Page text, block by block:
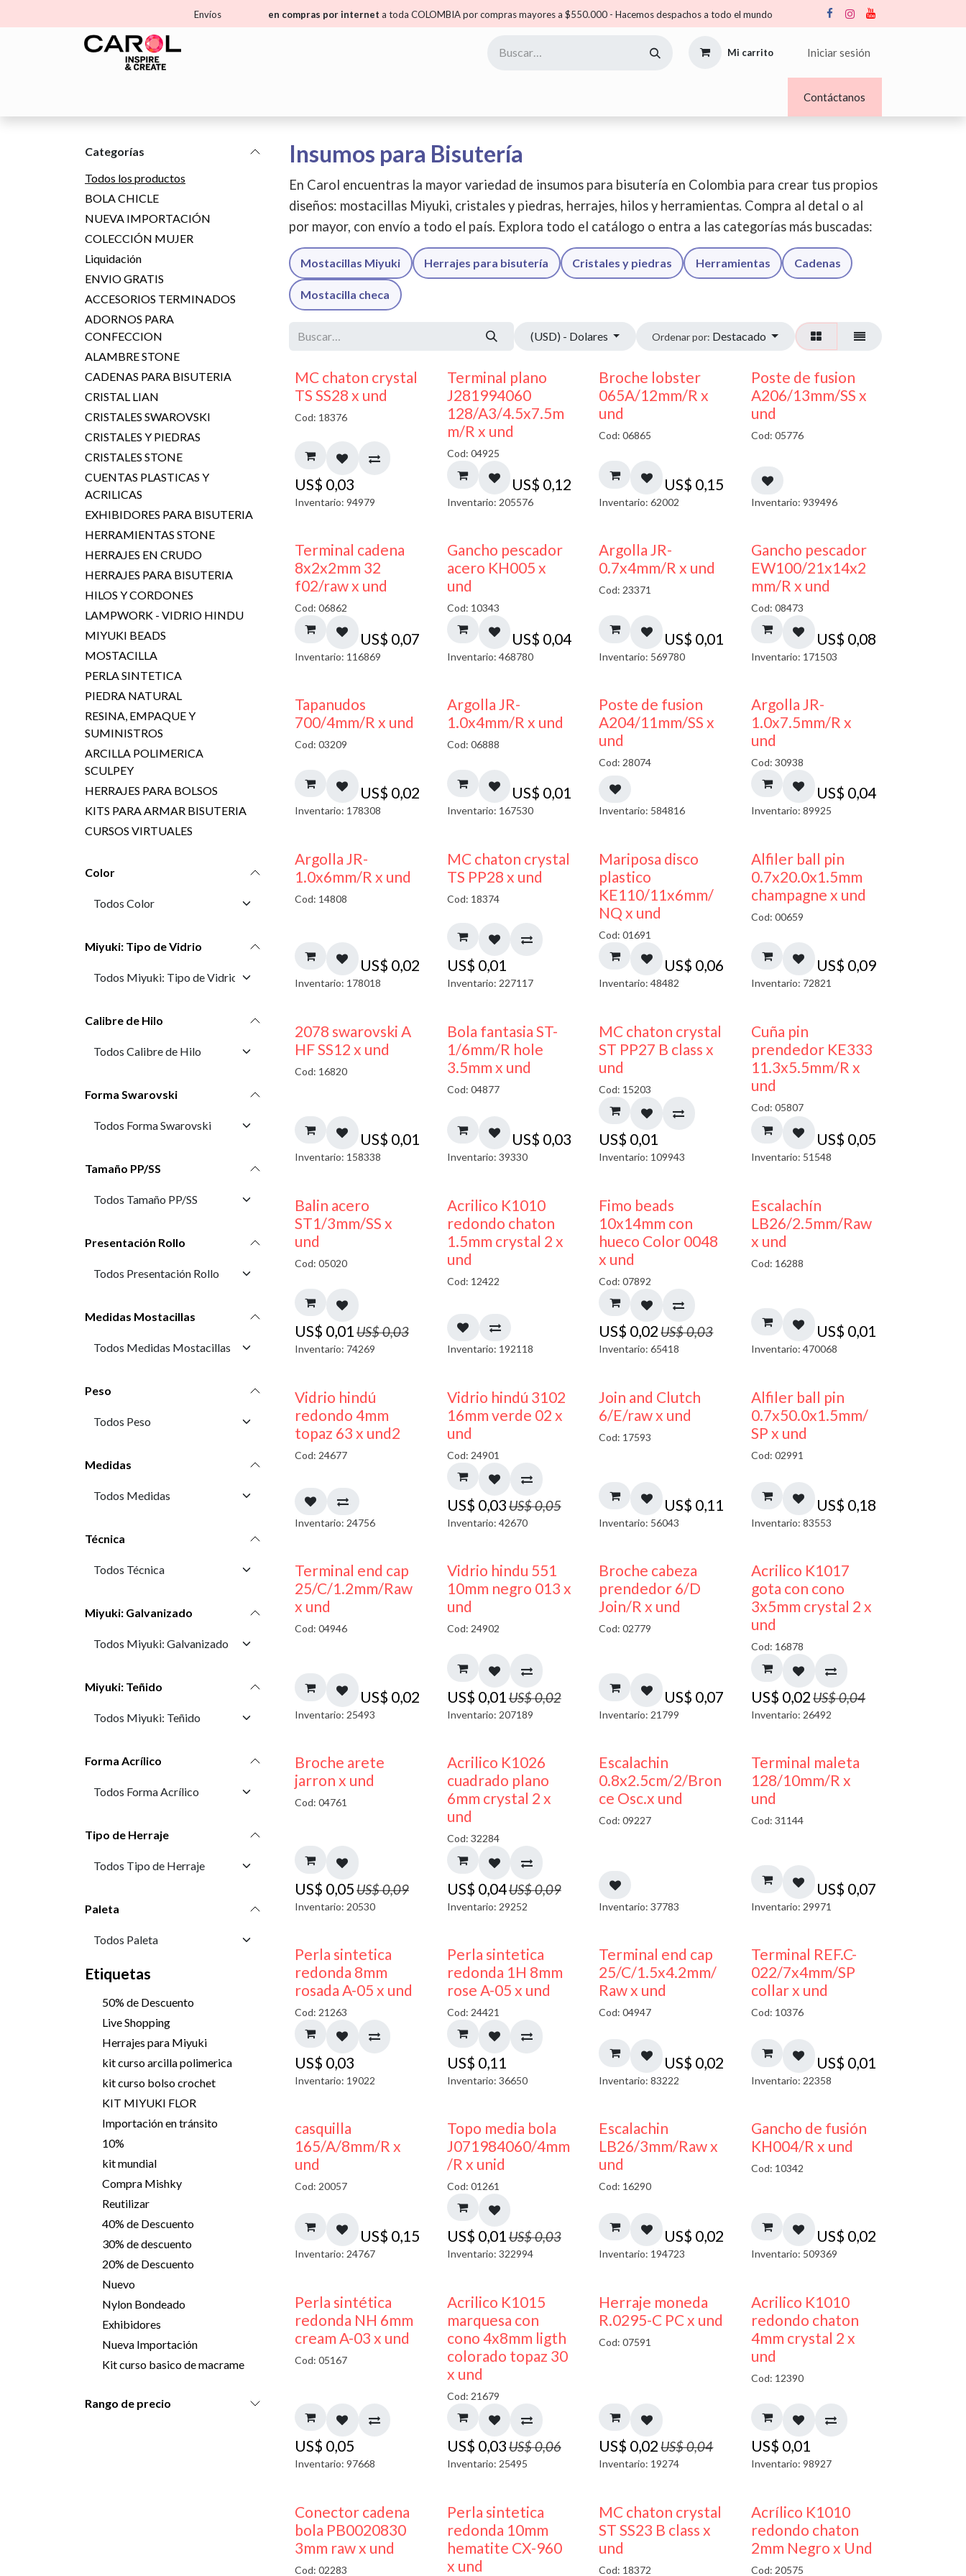
Envíos en compras por internet a toda COLOMBIA por compras mayores a $550.000 - Hacemos despachos a todo el mundo
Mi carrito Iniciar sesión
Contáctanos
Categorías
Todos los productos
BOLA CHICLE
NUEVA IMPORTACIÓN
COLECCIÓN MUJER
Liquidación
ENVIO GRATIS
ACCESORIOS TERMINADOS
ADORNOS PARA
CONFECCION
ALAMBRE STONE
CADENAS PARA BISUTERIA
CRISTAL LIAN
CRISTALES SWAROVSKI
CRISTALES Y PIEDRAS
CRISTALES STONE
CUENTAS PLASTICAS Y
ACRILICAS
EXHIBIDORES PARA BISUTERIA
HERRAMIENTAS STONE
HERRAJES EN CRUDO
HERRAJES PARA BISUTERIA
HILOS Y CORDONES
LAMPWORK - VIDRIO HINDU
MIYUKI BEADS
MOSTACILLA
PERLA SINTETICA
PIEDRA NATURAL
RESINA, EMPAQUE Y
SUMINISTROS
ARCILLA POLIMERICA
SCULPEY
HERRAJES PARA BOLSOS
KITS PARA ARMAR BISUTERIA
CURSOS VIRTUALES
Color
Miyuki: Tipo de Vidrio
Calibre de Hilo
Forma Swarovski
Tamaño PP/SS
Presentación Rollo
Medidas Mostacillas
Peso
Medidas
Técnica
Miyuki: Galvanizado
Miyuki: Teñido
Forma Acrílico
Tipo de Herraje
Paleta
Etiquetas
50% de Descuento
Live Shopping
Herrajes para Miyuki
kit curso arcilla polimerica
kit curso bolso crochet
KIT MIYUKI FLOR
Importación en tránsito
10%
kit mundial
Compra Mishky
Reutilizar
40% de Descuento
30% de descuento
20% de Descuento
Nuevo
Nylon Bondeado
Exhibidores
Nueva Importación
Kit curso basico de macrame
Rango de precio
Insumos para Bisutería
En Carol encuentras la mayor variedad de insumos para bisutería en Colombia para crear tus propios
diseños: mostacillas Miyuki, cristales y piedras, herrajes, hilos y herramientas. Compra al detal o al
por mayor, con envío a todo el país. Explora todo el catálogo o entra a las categorías más buscadas:
Mostacillas Miyuki Herrajes para bisutería Cristales y piedras Herramientas Cadenas
Mostacilla checa
(USD) - Dolares Ordenar por: Destacado
MC chaton crystal
TS SS28 x und
Cod: 18376
US$ 0,03
Inventario: 94979
Terminal plano
J281994060
128/A3/4.5x7.5m
m/R x und
Cod: 04925
US$ 0,12
Inventario: 205576
Broche lobster
065A/12mm/R x
und
Cod: 06865
US$ 0,15
Inventario: 62002
Poste de fusion
A206/13mm/SS x
und
Cod: 05776
Inventario: 939496
Terminal cadena
8x2x2mm 32
f02/raw x und
Cod: 06862
US$ 0,07
Inventario: 116869
Gancho pescador
acero KH005 x
und
Cod: 10343
US$ 0,04
Inventario: 468780
Argolla JR-
0.7x4mm/R x und
Cod: 23371
US$ 0,01
Inventario: 569780
Gancho pescador
EW100/21x14x2
mm/R x und
Cod: 08473
US$ 0,08
Inventario: 171503
Tapanudos
700/4mm/R x und
Cod: 03209
US$ 0,02
Inventario: 178308
Argolla JR-
1.0x4mm/R x und
Cod: 06888
US$ 0,01
Inventario: 167530
Poste de fusion
A204/11mm/SS x
und
Cod: 28074
Inventario: 584816
Argolla JR-
1.0x7.5mm/R x
und
Cod: 30938
US$ 0,04
Inventario: 89925
Argolla JR-
1.0x6mm/R x und
Cod: 14808
US$ 0,02
Inventario: 178018
MC chaton crystal
TS PP28 x und
Cod: 18374
US$ 0,01
Inventario: 227117
Mariposa disco
plastico
KE110/11x6mm/
NQ x und
Cod: 01691
US$ 0,06
Inventario: 48482
Alfiler ball pin
0.7x20.0x1.5mm
champagne x und
Cod: 00659
US$ 0,09
Inventario: 72821
2078 swarovski A
HF SS12 x und
Cod: 16820
US$ 0,01
Inventario: 158338
Bola fantasia ST-
1/6mm/R hole
3.5mm x und
Cod: 04877
US$ 0,03
Inventario: 39330
MC chaton crystal
ST PP27 B class x
und
Cod: 15203
US$ 0,01
Inventario: 109943
Cuña pin
prendedor KE333
11.3x5.5mm/R x
und
Cod: 05807
US$ 0,05
Inventario: 51548
50% DESCUENTO
Balin acero
ST1/3mm/SS x
und
Cod: 05020
US$ 0,01US$0,03
Inventario: 74269
50% DESCUENTO
Acrilico K1010
redondo chaton
1.5mm crystal 2 x
und
Cod: 12422
Inventario: 192118
50% DESCUENTO
Fimo beads
10x14mm con
hueco Color 0048
x und
Cod: 07892
US$ 0,02 US$0,03
Inventario: 65418
Escalachín
LB26/2.5mm/Raw
x und
Cod: 16288
US$ 0,01
Inventario: 470068
40% DESCUENTO
Vidrio hindú
redondo 4mm
topaz 63 x und2
Cod: 24677
Inventario: 24756
40% DESCUENTO
Vidrio hindú 3102
16mm verde 02 x
und
Cod: 24901
US$ 0,03US$0,05
Inventario: 42670
Join and Clutch
6/E/raw x und
Cod: 17593
US$ 0,11
Inventario: 56043
Alfiler ball pin
0.7x50.0x1.5mm/
SP x und
Cod: 02991
US$ 0,18
Inventario: 83553
Terminal end cap
25/C/1.2mm/Raw
x und
Cod: 04946
US$ 0,02
Inventario: 25493
40% DESCUENTO
Vidrio hindu 551
10mm negro 013 x
und
Cod: 24902
US$ 0,01 US$0,02
Inventario: 207189
Broche cabeza
prendedor 6/D
Join/R x und
Cod: 02779
US$ 0,07
Inventario: 21799
50% DESCUENTO
Acrilico K1017
gota con cono
3x5mm crystal 2 x
und
Cod: 16878
US$ 0,02US$0,04
Inventario: 26492
50% DESCUENTO
Broche arete
jarron x und
Cod: 04761
US$ 0,05US$0,09
Inventario: 20530
50% DESCUENTO
Acrilico K1026
cuadrado plano
6mm crystal 2 x
und
Cod: 32284
US$ 0,04US$0,09
Inventario: 29252
Escalachin
0.8x2.5cm/2/Bron
ce Osc.x und
Cod: 09227
Inventario: 37783
Terminal maleta
128/10mm/R x
und
Cod: 31144
US$ 0,07
Inventario: 29971
Perla sintetica
redonda 8mm
rosada A-05 x und
Cod: 21263
US$ 0,03
Inventario: 19022
Perla sintetica
redonda 1H 8mm
rose A-05 x und
Cod: 24421
US$ 0,11
Inventario: 36650
Terminal end cap
25/C/1.5x4.2mm/
Raw x und
Cod: 04947
US$ 0,02
Inventario: 83222
Terminal REF.C-
022/7x4mm/SP
collar x und
Cod: 10376
US$ 0,01
Inventario: 22358
casquilla
165/A/8mm/R x
und
Cod: 20057
US$ 0,15
Inventario: 24767
50% DESCUENTO
Topo media bola
J071984060/4mm
/R x unid
Cod: 01261
US$ 0,01US$0,03
Inventario: 322994
Escalachin
LB26/3mm/Raw x
und
Cod: 16290
US$ 0,02
Inventario: 194723
Gancho de fusión
KH004/R x und
Cod: 10342
US$ 0,02
Inventario: 509369
Perla sintética
redonda NH 6mm
cream A-03 x und
Cod: 05167
US$ 0,05
Inventario: 97668
50% DESCUENTO
Acrilico K1015
marquesa con
cono 4x8mm ligth
colorado topaz 30
x und
Cod: 21679
US$ 0,03US$0,06
Inventario: 25495
50% DESCUENTO
Herraje moneda
R.0295-C PC x und
Cod: 07591
US$ 0,02 US$0,04
Inventario: 19274
50% DESCUENTO
Acrilico K1010
redondo chaton
4mm crystal 2 x
und
Cod: 12390
US$ 0,01
Inventario: 98927
Conector cadena
bola PB0020830
3mm raw x und
Cod: 02283
Perla sintetica
redonda 10mm
hematite CX-960
x und
MC chaton crystal
ST SS23 B class x
und
Cod: 18372 50% DESCUENTO
Acrílico K1010
redondo chaton
2mm Negro x Und
Cod: 20575